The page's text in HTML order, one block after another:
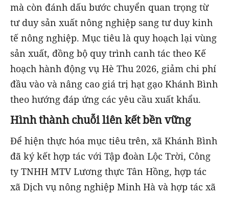
mà còn đánh dấu bước chuyển quan trọng từ
tư duy sản xuất nông nghiệp sang tư duy kinh
tế nông nghiệp. Mục tiêu là quy hoạch lại vùng
sản xuất, đồng bộ quy trình canh tác theo Kế
hoạch hành động vụ Hè Thu 2026, giảm chi phí
đầu vào và nâng cao giá trị hạt gạo Khánh Bình
theo hướng đáp ứng các yêu cầu xuất khẩu.
Hình thành chuỗi liên kết bền vững
Để hiện thực hóa mục tiêu trên, xã Khánh Bình
đã ký kết hợp tác với Tập đoàn Lộc Trời, Công
ty TNHH MTV Lương thực Tân Hồng, hợp tác
xã Dịch vụ nông nghiệp Minh Hà và hợp tác xã